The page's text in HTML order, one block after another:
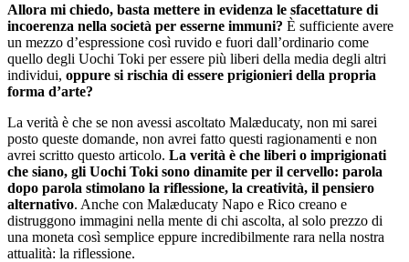
Allora mi chiedo, basta mettere in evidenza le sfacettature di
incoerenza nella società per esserne immuni? È sufficiente avere
un mezzo d’espressione così ruvido e fuori dall’ordinario come
quello degli Uochi Toki per essere più liberi della media degli altri
individui, oppure si rischia di essere prigionieri della propria
forma d’arte?
La verità è che se non avessi ascoltato Malæducaty, non mi sarei
posto queste domande, non avrei fatto questi ragionamenti e non
avrei scritto questo articolo. La verità è che liberi o imprigionati
che siano, gli Uochi Toki sono dinamite per il cervello: parola
dopo parola stimolano la riflessione, la creatività, il pensiero
alternativo. Anche con Malæducaty Napo e Rico creano e
distruggono immagini nella mente di chi ascolta, al solo prezzo di
una moneta così semplice eppure incredibilmente rara nella nostra
attualità: la riflessione.